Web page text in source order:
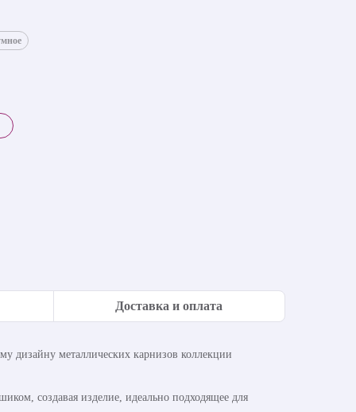
Доставка и оплата
дизайну металлических карнизов коллекции
создавая изделие, идеально подходящее для